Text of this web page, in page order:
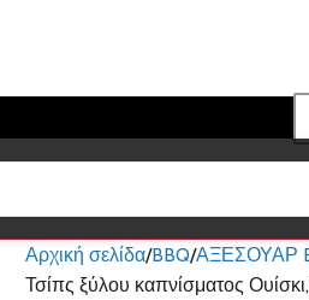
Αρχική σελίδα BBQ ΑΞΕΣΟΥΑΡ
Τσίπς ξύλου καπνίσματος